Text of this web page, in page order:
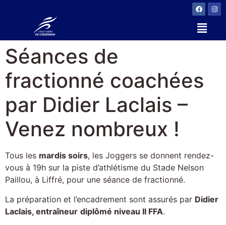
Séances de
fractionné coachées
par Didier Laclais –
Venez nombreux !
Tous les mardis soirs, les Joggers se donnent rendez-
vous à 19h sur la piste d’athlétisme du Stade Nelson
Paillou, à Liffré, pour une séance de fractionné.
La préparation et l’encadrement sont assurés par Didier
Laclais, entraîneur diplômé niveau II FFA.